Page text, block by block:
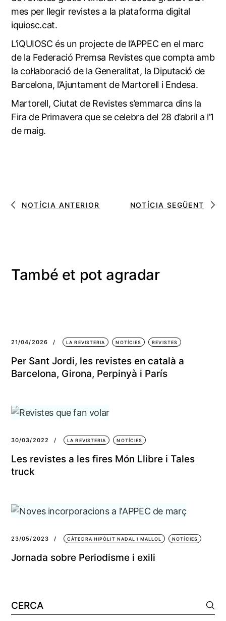
mes per llegir revistes a la plataforma digital
iquiosc.cat.
L’iQUIOSC és un projecte de l’APPEC en el marc
de la Federació Premsa Revistes que compta amb
la col·laboració de la Generalitat, la Diputació de
Barcelona, l’Ajuntament de Martorell i Endesa.
Martorell, Ciutat de Revistes s’emmarca dins la
Fira de Primavera que se celebra del 28 d’abril a l’1
de maig.
NOTÍCIA ANTERIOR NOTÍCIA SEGÜENT
També et pot agradar
21/04/2026 LA REVISTERIA NOTÍCIES REVISTES
Per Sant Jordi, les revistes en català a
Barcelona, Girona, Perpinyà i París
30/03/2022 LA REVISTERIA NOTÍCIES
Les revistes a les fires Món Llibre i Tales
truck
23/05/2023 CÀTEDRA HIPÒLIT NADAL I MALLOL NOTÍCIES
Jornada sobre Periodisme i exili
Cerca: